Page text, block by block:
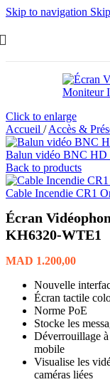
Skip to navigation
Click to enlarge
Accueil / Accès &
Balun vidéo BNC HD
Back to products
Cable Incendie CR1
Écran
KH6320-WTE1
MAD 1.200,00
Nouvelle
Écran tactile
Norme PoE
Stocke les
Déverrouillage
mobile
Visualise les
caméras liées